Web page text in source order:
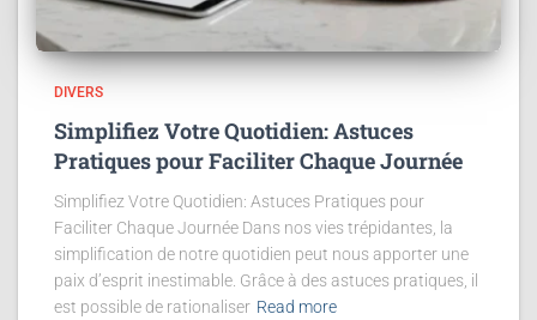
DIVERS
Simplifiez Votre Quotidien: Astuces
Pratiques pour Faciliter Chaque Journée
Simplifiez Votre Quotidien: Astuces Pratiques pour
Faciliter Chaque Journée Dans nos vies trépidantes, la
simplification de notre quotidien peut nous apporter une
paix d’esprit inestimable. Grâce à des astuces pratiques, il
est possible de rationaliser Read more